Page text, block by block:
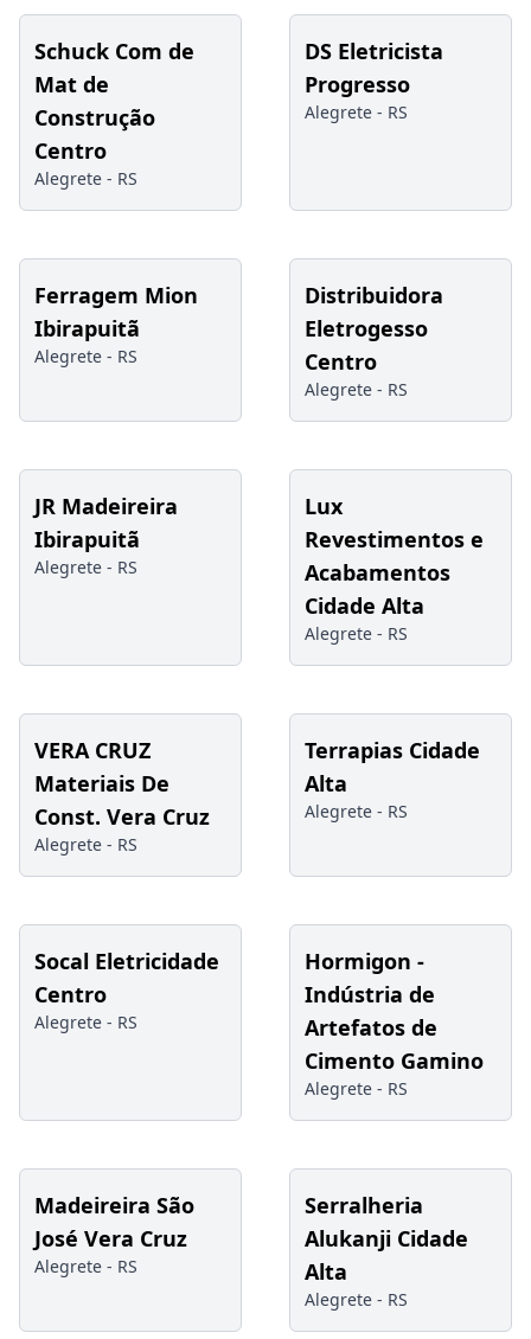
Schuck Com de
Mat de
Construção
Centro
Alegrete - RS
DS Eletricista
Progresso
Alegrete - RS
Ferragem Mion
Ibirapuitã
Alegrete - RS
Distribuidora
Eletrogesso
Centro
Alegrete - RS
JR Madeireira
Ibirapuitã
Alegrete - RS
Lux
Revestimentos e
Acabamentos
Cidade Alta
Alegrete - RS
VERA CRUZ
Materiais De
Const. Vera Cruz
Alegrete - RS
Terrapias Cidade
Alta
Alegrete - RS
Socal Eletricidade
Centro
Alegrete - RS
Hormigon -
Indústria de
Artefatos de
Cimento Gamino
Alegrete - RS
Madeireira São
José Vera Cruz
Alegrete - RS
Serralheria
Alukanji Cidade
Alta
Alegrete - RS